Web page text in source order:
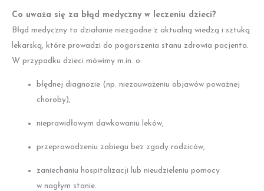
Co uważa się za błąd medyczny w leczeniu dzieci?
Błąd medyczny to działanie niezgodne z aktualną wiedzą i sztuką
lekarską, które prowadzi do pogorszenia stanu zdrowia pacjenta.
W przypadku dzieci mówimy m.in. o:
błędnej diagnozie (np. niezauważeniu objawów poważnej
choroby),
nieprawidłowym dawkowaniu leków,
przeprowadzeniu zabiegu bez zgody rodziców,
zaniechaniu hospitalizacji lub nieudzieleniu pomocy
w nagłym stanie.